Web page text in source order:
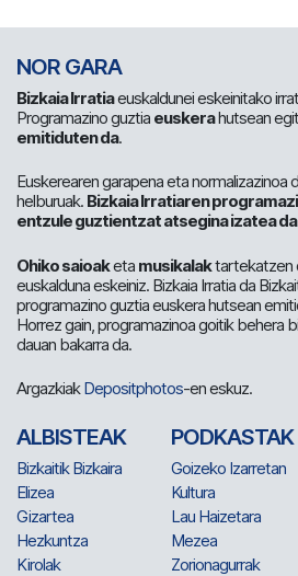
NOR GARA
Bizkaia Irratiaeuskaldunei eskeinitako
Programazino guztia euskerahutsean
emitiduten da.
Euskerearen garapena eta normalizazinoa
helburuak. Bizkaia Irratiaren
entzule guztientzat atsegina izatea da
Ohiko saioaketa musikalaktartekatzen
euskalduna eskeiniz. Bizkaia Irratia da
programazino guztia euskera hutsean
Horrez gain, programazinoa goitik behera
dauan bakarra da.
ArgazkiakDepositphotos-en eskuz.
ALBISTEAK
Bizkaitik Bizkaira
Elizea
Gizartea
Hezkuntza
Kirolak
PODKASTAK
Goizeko Izarretan
Kultura
Lau Haizetara
Mezea
Zorionagurrak